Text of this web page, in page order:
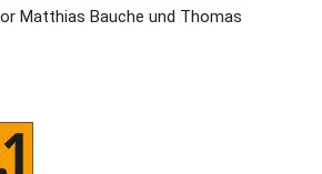
Matthias Bauche und Thomas